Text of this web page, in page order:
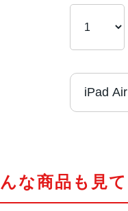
iPad
カラー
な商品も見